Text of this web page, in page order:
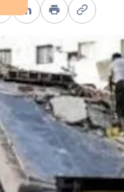
LinkedIn
PrintCopy